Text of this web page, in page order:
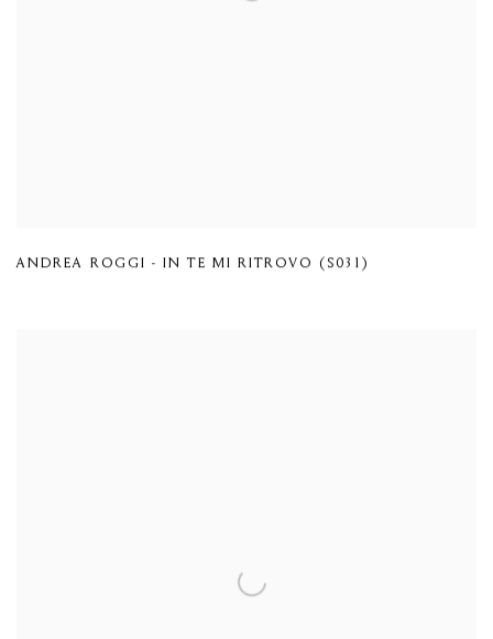
ANDREA ROGGI - IN TE MI RITROVO (S031)